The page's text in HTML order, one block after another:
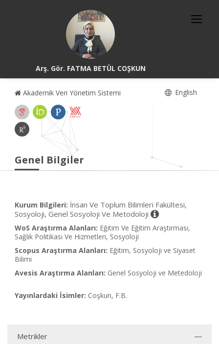
Arş. Gör. FATMA BETÜL COŞKUN
Akademik Veri Yönetim Sistemi English
Genel Bilgiler
Kurum Bilgileri: İnsan Ve Toplum Bilimleri Fakültesi,
Sosyoloji, Genel Sosyoloji Ve Metodoloji
WoS Araştırma Alanları: Eğitim Ve Eğitim Araştırması,
Sağlık Politikası Ve Hizmetleri, Sosyoloji
Scopus Araştırma Alanları: Eğitim, Sosyoloji ve Siyaset
Bilimi
Avesis Araştırma Alanları: Genel Sosyoloji ve Metedoloji
Yayınlardaki İsimler: Coşkun, F.B.
Metrikler